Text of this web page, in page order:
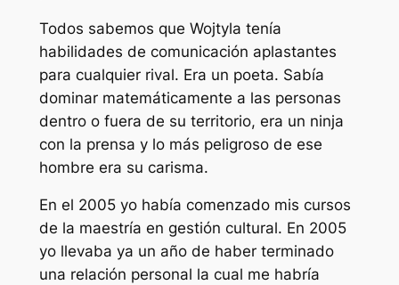
Todos sabemos que Wojtyla tenía
habilidades de comunicación aplastantes
para cualquier rival. Era un poeta. Sabía
dominar matemáticamente a las personas
dentro o fuera de su territorio, era un ninja
con la prensa y lo más peligroso de ese
hombre era su carisma.
En el 2005 yo había comenzado mis cursos
de la maestría en gestión cultural. En 2005
yo llevaba ya un año de haber terminado
una relación personal la cual me habría